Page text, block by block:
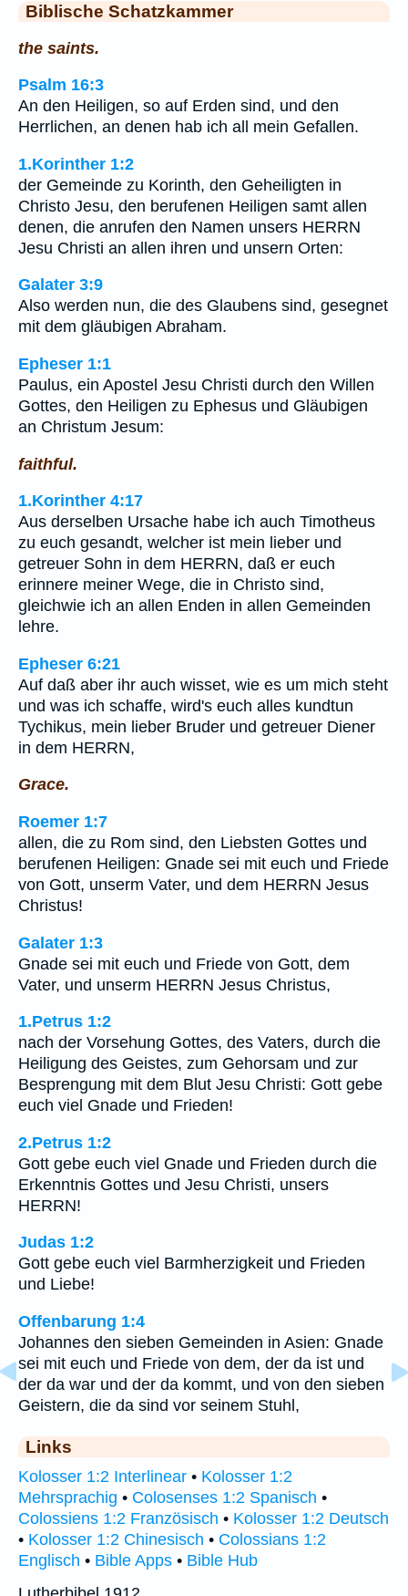
Biblische Schatzkammer
the saints.
Psalm 16:3
An den Heiligen, so auf Erden sind, und den
Herrlichen, an denen hab ich all mein Gefallen.
1.Korinther 1:2
der Gemeinde zu Korinth, den Geheiligten in
Christo Jesu, den berufenen Heiligen samt allen
denen, die anrufen den Namen unsers HERRN
Jesu Christi an allen ihren und unsern Orten:
Galater 3:9
Also werden nun, die des Glaubens sind, gesegnet
mit dem gläubigen Abraham.
Epheser 1:1
Paulus, ein Apostel Jesu Christi durch den Willen
Gottes, den Heiligen zu Ephesus und Gläubigen
an Christum Jesum:
faithful.
1.Korinther 4:17
Aus derselben Ursache habe ich auch Timotheus
zu euch gesandt, welcher ist mein lieber und
getreuer Sohn in dem HERRN, daß er euch
erinnere meiner Wege, die in Christo sind,
gleichwie ich an allen Enden in allen Gemeinden
lehre.
Epheser 6:21
Auf daß aber ihr auch wisset, wie es um mich steht
und was ich schaffe, wird's euch alles kundtun
Tychikus, mein lieber Bruder und getreuer Diener
in dem HERRN,
Grace.
Roemer 1:7
allen, die zu Rom sind, den Liebsten Gottes und
berufenen Heiligen: Gnade sei mit euch und Friede
von Gott, unserm Vater, und dem HERRN Jesus
Christus!
Galater 1:3
Gnade sei mit euch und Friede von Gott, dem
Vater, und unserm HERRN Jesus Christus,
1.Petrus 1:2
nach der Vorsehung Gottes, des Vaters, durch die
Heiligung des Geistes, zum Gehorsam und zur
Besprengung mit dem Blut Jesu Christi: Gott gebe
euch viel Gnade und Frieden!
2.Petrus 1:2
Gott gebe euch viel Gnade und Frieden durch die
Erkenntnis Gottes und Jesu Christi, unsers
HERRN!
Judas 1:2
Gott gebe euch viel Barmherzigkeit und Frieden
und Liebe!
Offenbarung 1:4
Johannes den sieben Gemeinden in Asien: Gnade
sei mit euch und Friede von dem, der da ist und
der da war und der da kommt, und von den sieben
Geistern, die da sind vor seinem Stuhl,
Links
Kolosser 1:2 Interlinear • Kolosser 1:2
Mehrsprachig • Colosenses 1:2 Spanisch •
Colossiens 1:2 Französisch • Kolosser 1:2 Deutsch
• Kolosser 1:2 Chinesisch • Colossians 1:2
Englisch • Bible Apps • Bible Hub